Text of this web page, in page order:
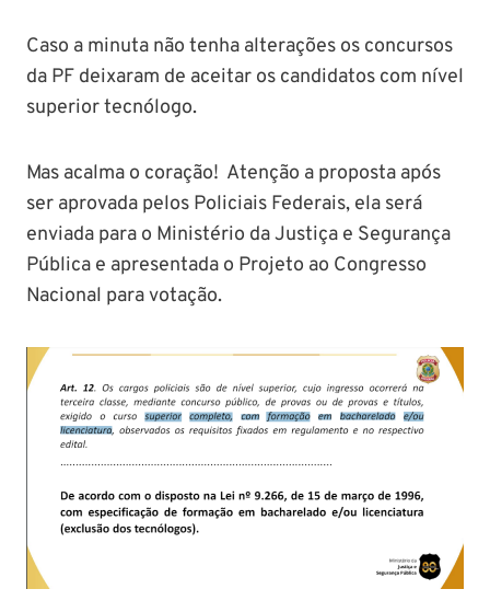
Caso a minuta não tenha alterações os concursos
da PF deixaram de aceitar os candidatos com nível
superior tecnólogo.
Mas acalma o coração! Atenção a proposta após
ser aprovada pelos Policiais Federais, ela será
enviada para o Ministério da Justiça e Segurança
Pública e apresentada o Projeto ao Congresso
Nacional para votação.